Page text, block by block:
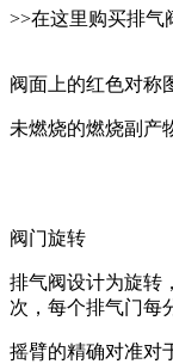
>>在这里购买排气
阀面上的红色对称
未燃烧的燃烧副产
阀门旋转
排气阀设计为旋转
次，每个排气门每
摇臂的精确对准对